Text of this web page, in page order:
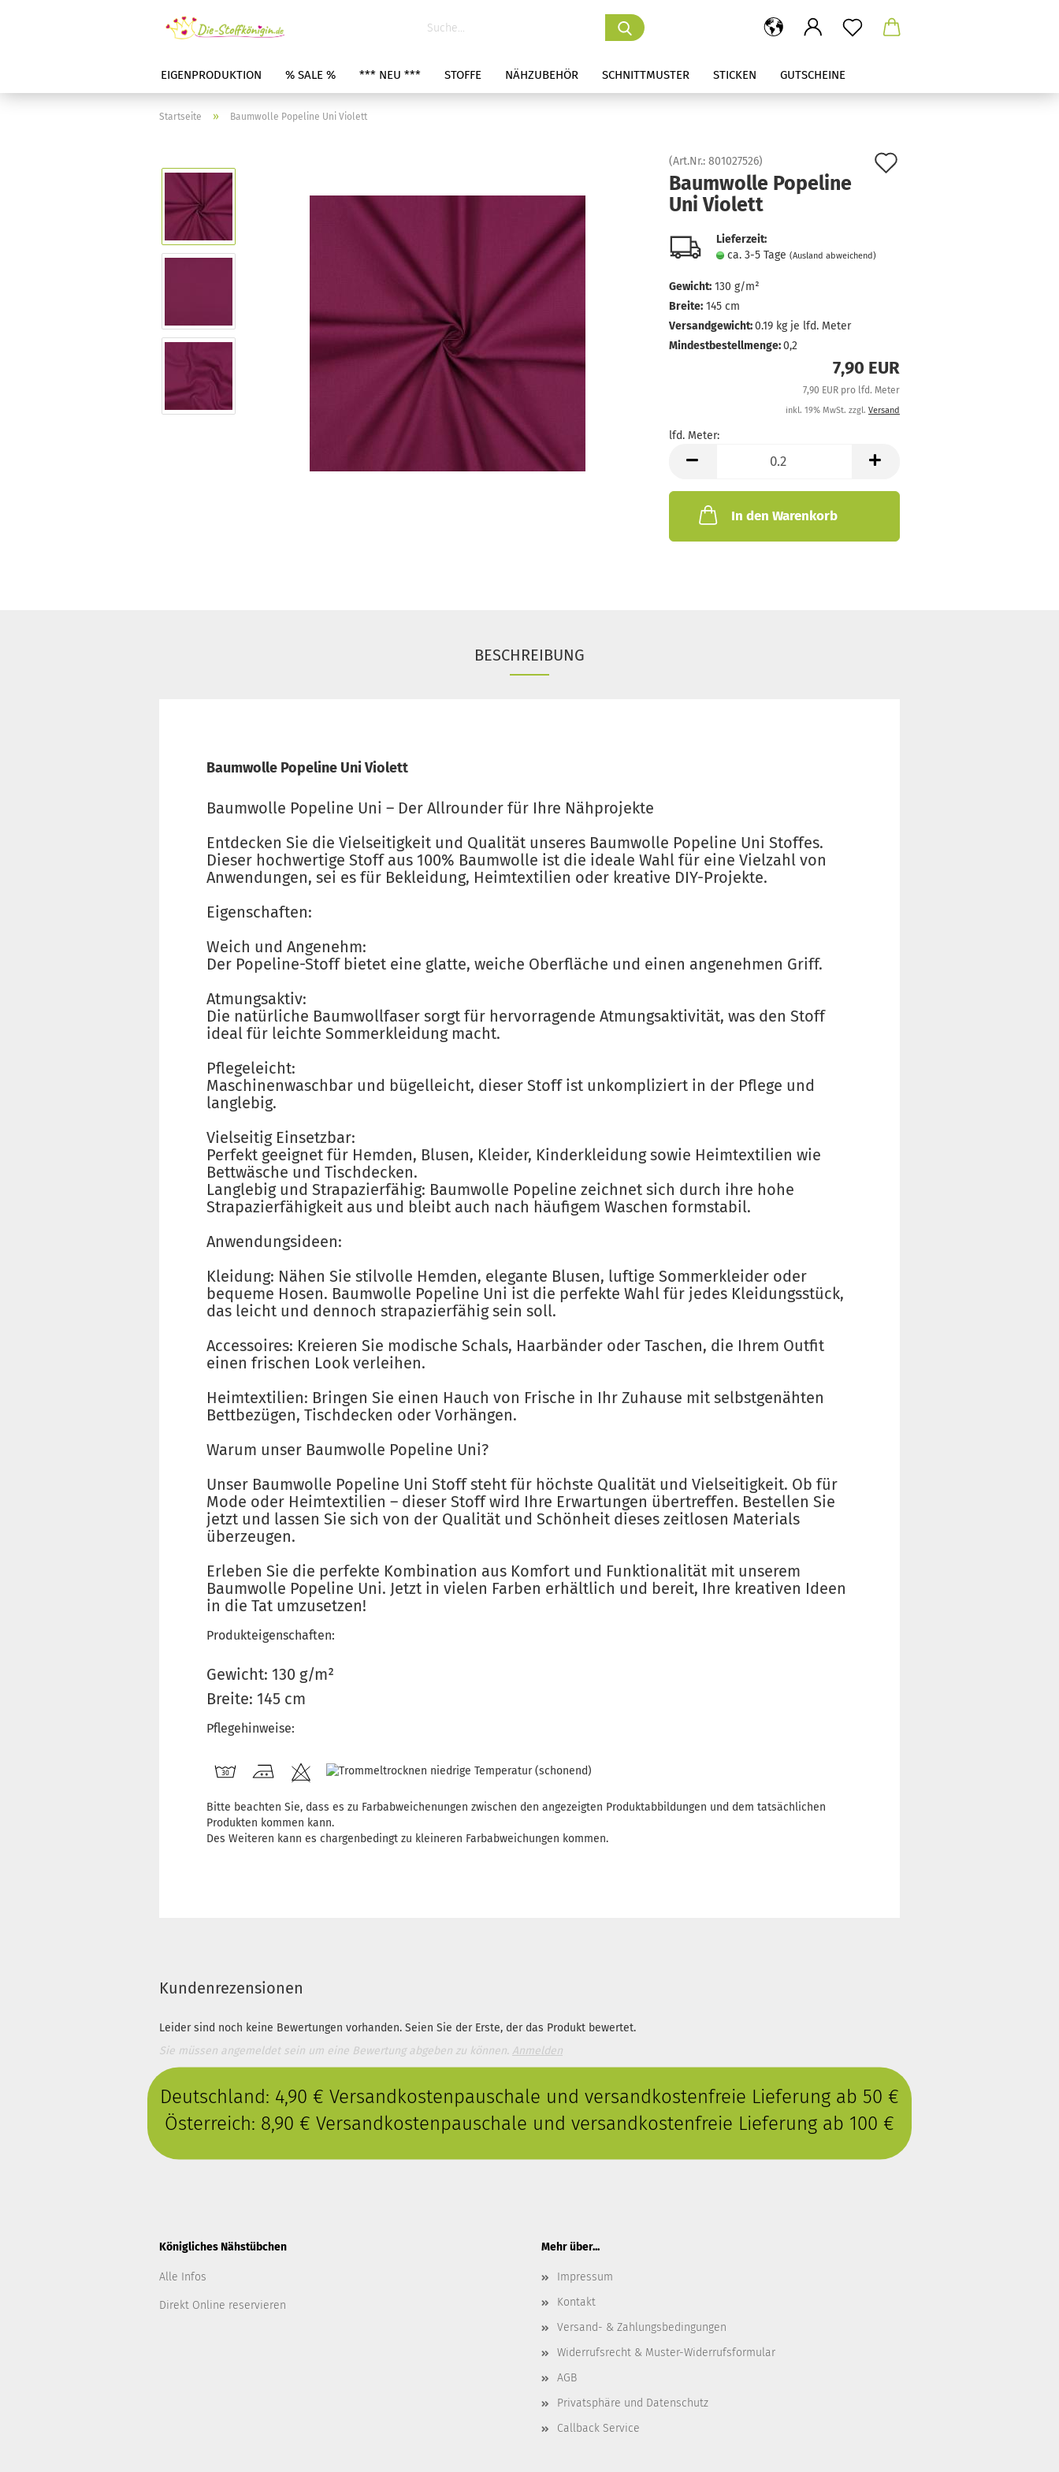
EIGENPRODUKTION % SALE % *** NEU *** STOFFE NÄHZUBEHÖR SCHNITTMUSTER STICKEN GUTSCHEINE
Startseite » Baumwolle Popeline Uni Violett
(Art.Nr.: 801027526)
Baumwolle Popeline
Uni Violett
Lieferzeit:
ca. 3-5 Tage (Ausland abweichend)
Gewicht: 130 g/m²
Breite: 145 cm
Versandgewicht:0.19kg je lfd. Meter
Mindestbestellmenge:0,2
7,90 EUR
7,90 EUR pro lfd. Meter
inkl. 19% MwSt. zzgl. Versand
lfd. Meter:
In den Warenkorb
BESCHREIBUNG
Baumwolle Popeline Uni Violett
Baumwolle Popeline Uni – Der Allrounder für Ihre Nähprojekte
Entdecken Sie die Vielseitigkeit und Qualität unseres Baumwolle Popeline Uni Stoffes.
Dieser hochwertige Stoff aus 100% Baumwolle ist die ideale Wahl für eine Vielzahl von
Anwendungen, sei es für Bekleidung, Heimtextilien oder kreative DIY-Projekte.
Eigenschaften:
Weich und Angenehm:
Der Popeline-Stoff bietet eine glatte, weiche Oberfläche und einen angenehmen Griff.
Atmungsaktiv:
Die natürliche Baumwollfaser sorgt für hervorragende Atmungsaktivität, was den Stoff
ideal für leichte Sommerkleidung macht.
Pflegeleicht:
Maschinenwaschbar und bügelleicht, dieser Stoff ist unkompliziert in der Pflege und
langlebig.
Vielseitig Einsetzbar:
Perfekt geeignet für Hemden, Blusen, Kleider, Kinderkleidung sowie Heimtextilien wie
Bettwäsche und Tischdecken.
Langlebig und Strapazierfähig: Baumwolle Popeline zeichnet sich durch ihre hohe
Strapazierfähigkeit aus und bleibt auch nach häufigem Waschen formstabil.
Anwendungsideen:
Kleidung: Nähen Sie stilvolle Hemden, elegante Blusen, luftige Sommerkleider oder
bequeme Hosen. Baumwolle Popeline Uni ist die perfekte Wahl für jedes Kleidungsstück,
das leicht und dennoch strapazierfähig sein soll.
Accessoires: Kreieren Sie modische Schals, Haarbänder oder Taschen, die Ihrem Outfit
einen frischen Look verleihen.
Heimtextilien: Bringen Sie einen Hauch von Frische in Ihr Zuhause mit selbstgenähten
Bettbezügen, Tischdecken oder Vorhängen.
Warum unser Baumwolle Popeline Uni?
Unser Baumwolle Popeline Uni Stoff steht für höchste Qualität und Vielseitigkeit. Ob für
Mode oder Heimtextilien – dieser Stoff wird Ihre Erwartungen übertreffen. Bestellen Sie
jetzt und lassen Sie sich von der Qualität und Schönheit dieses zeitlosen Materials
überzeugen.
Erleben Sie die perfekte Kombination aus Komfort und Funktionalität mit unserem
Baumwolle Popeline Uni. Jetzt in vielen Farben erhältlich und bereit, Ihre kreativen Ideen
in die Tat umzusetzen!
Produkteigenschaften:
Gewicht: 130 g/m²
Breite: 145 cm
Pflegehinweise:
Bitte beachten Sie, dass es zu Farbabweichenungen zwischen den angezeigten Produktabbildungen und dem tatsächlichen
Produkten kommen kann.
Des Weiteren kann es chargenbedingt zu kleineren Farbabweichungen kommen.
Kundenrezensionen
Leider sind noch keine Bewertungen vorhanden. Seien Sie der Erste, der das Produkt bewertet.
Sie müssen angemeldet sein um eine Bewertung abgeben zu können. Anmelden
Deutschland: 4,90 € Versandkostenpauschale und versandkostenfreie Lieferung ab 50 €
Österreich: 8,90 € Versandkostenpauschale und versandkostenfreie Lieferung ab 100 €
Königliches Nähstübchen
Alle Infos
Direkt Online reservieren
Mehr über...
Impressum
Kontakt
Versand- & Zahlungsbedingungen
Widerrufsrecht & Muster-Widerrufsformular
AGB
Privatsphäre und Datenschutz
Callback Service